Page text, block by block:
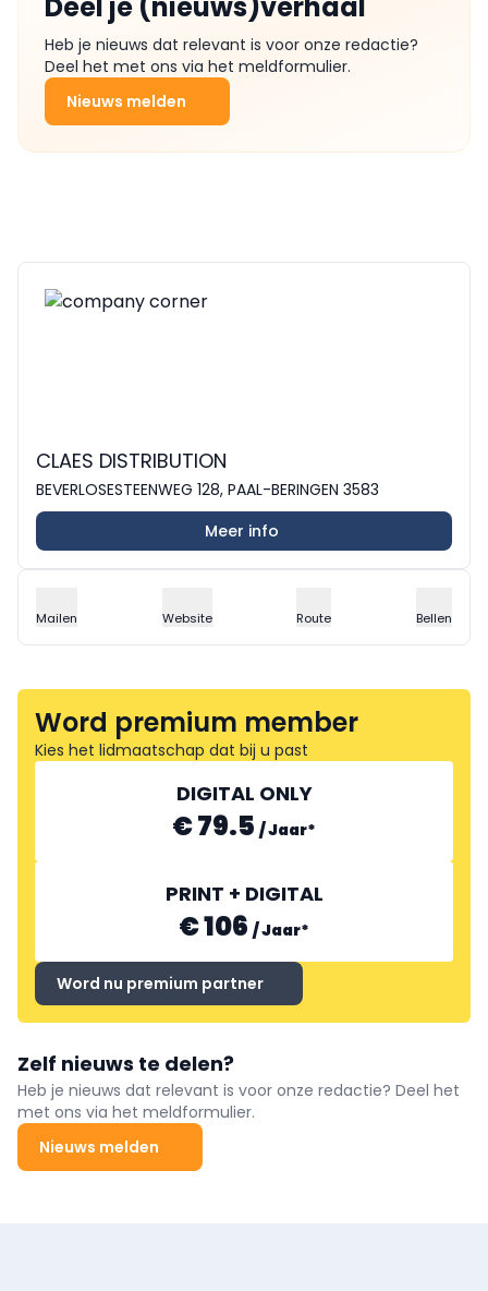
Heb je nieuws dat relevant is voor onze redactie?
Deel het met ons via het meldformulier.
Nieuws melden
CLAES DISTRIBUTION
BEVERLOSESTEENWEG 128, PAAL-BERINGEN 3583
Meer info
Mailen Website Route Bellen
Word premium member
Kies het lidmaatschap dat bij u past
DIGITAL ONLY
€ 79.5 /Jaar*
PRINT + DIGITAL
€ 106 /Jaar*
Word nu premium partner
Zelf nieuws te delen?
Heb je nieuws dat relevant is voor onze redactie? Deel het
met ons via het meldformulier.
Nieuws melden